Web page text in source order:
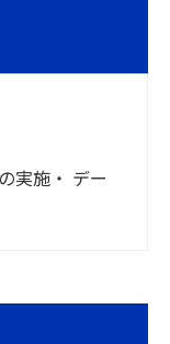
実施・ デー